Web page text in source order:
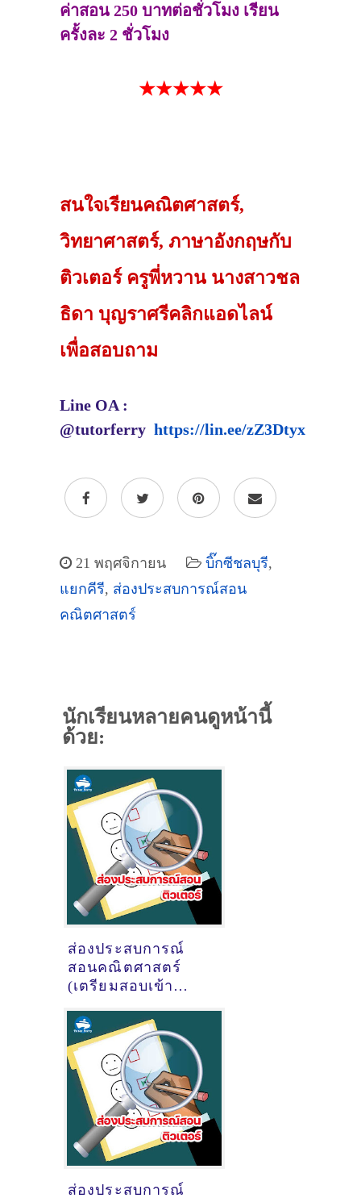
ค่าสอน 250 บาทต่อชั่วโมง เรียน
ครั้งละ 2 ชั่วโมง
★★★★★
สนใจเรียนคณิตศาสตร์,
วิทยาศาสตร์, ภาษาอังกฤษกับ
ติวเตอร์ ครูพี่หวาน นางสาวชล
ธิดา บุญราศรีคลิกแอดไลน์
เพื่อสอบถาม
Line OA :
@tutorferry https://lin.ee/zZ3Dtyx
21 พฤศจิกายน บิ๊กซีชลบุรี,
แยกคีรี, ส่องประสบการณ์สอน
คณิตศาสตร์
นักเรียนหลายคนดูหน้านี้
ด้วย:
ส่องประสบการณ์
สอนคณิตศาสตร์
(เตรียมสอบเข้า
ครูพี่วัน วันเฉลิม
คล้ายวันเพ็ญ @หมู
บ้านสวนสุขสิริ ต.เนิน
พระ อ.เมืองระยอง
ส่องประสบการณ์